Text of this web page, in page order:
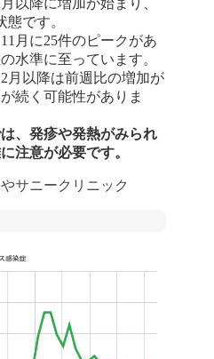
です。
月に25件のピークがあ
水準に至っています。
月以降は前週比の増加が
続く可能性がありま
、発疹や発熱がみられ
注意が必要です。
サニークリニック